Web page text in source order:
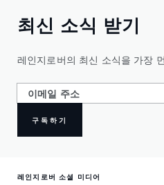
최신 소식 받기
레인지로버의 최신 소식을 가장
구독하기
레인지로버 소셜 미디어